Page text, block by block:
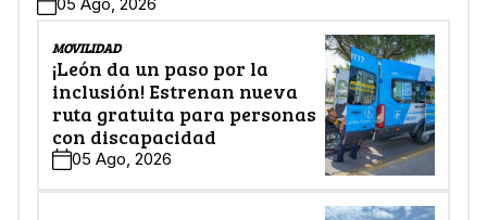
MOVILIDAD
¡León da un paso por la
inclusión! Estrenan nueva
ruta gratuita para personas
con discapacidad
05 Ago, 2026